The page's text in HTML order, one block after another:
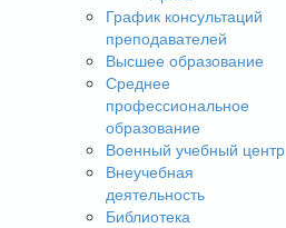
График консультаций
преподавателей
Высшее образование
Среднее
профессиональное
образование
Военный учебный центр
Внеучебная
деятельность
Библиотека